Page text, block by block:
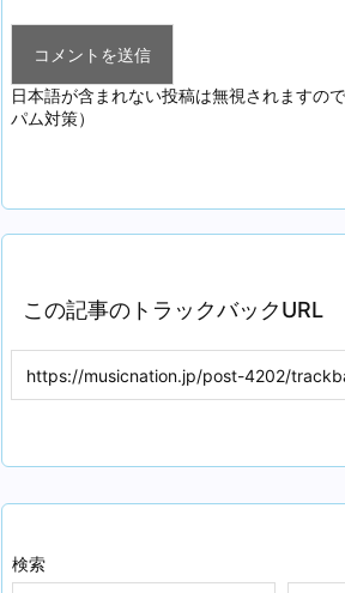
日本語が含まれない投稿は無視されますの
パム対策）
この記事のトラックバックURL
検索